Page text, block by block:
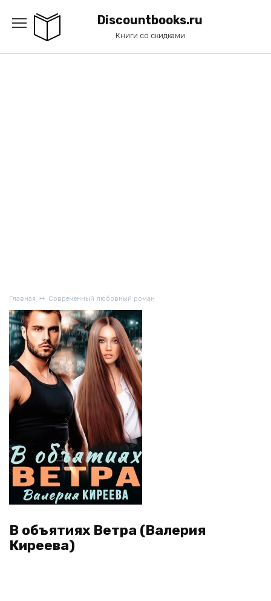
содержанию
Discountbooks.ru
Книги со скидками
Главная Современный любовный роман
В объятиях Ветра (Валерия
Киреева)